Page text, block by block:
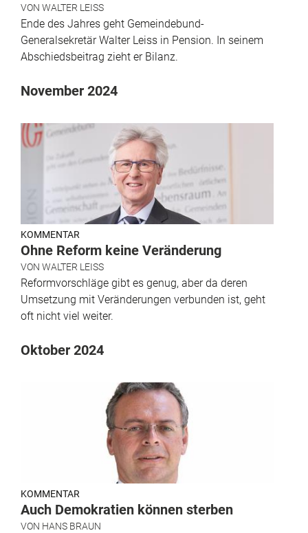
VON WALTER LEISS
Ende des Jahres geht Gemeindebund-
Generalsekretär Walter Leiss in Pension. In seinem
Abschiedsbeitrag zieht er Bilanz.
November 2024
KOMMENTAR
Ohne Reform keine Veränderung
VON WALTER LEISS
Reformvorschläge gibt es genug, aber da deren
Umsetzung mit Veränderungen verbunden ist, geht
oft nicht viel weiter.
Oktober 2024
KOMMENTAR
Auch Demokratien können sterben
VON HANS BRAUN